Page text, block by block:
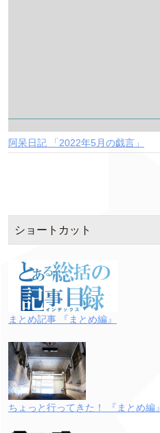
阿呆日記 「2022年5月の戯言」
ショートカット
まとめ記事 『まとめ編』
ちょっと行ってきた！ 『まとめ編』